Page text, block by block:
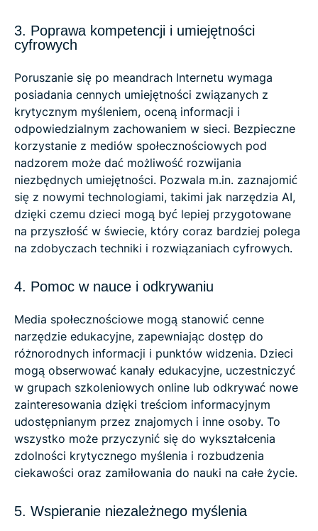
3. Poprawa kompetencji i umiejętności
cyfrowych
Poruszanie się po meandrach Internetu wymaga
posiadania cennych umiejętności związanych z
krytycznym myśleniem, oceną informacji i
odpowiedzialnym zachowaniem w sieci. Bezpieczne
korzystanie z mediów społecznościowych pod
nadzorem może dać możliwość rozwijania
niezbędnych umiejętności. Pozwala m.in. zaznajomić
się z nowymi technologiami, takimi jak narzędzia AI,
dzięki czemu dzieci mogą być lepiej przygotowane
na przyszłość w świecie, który coraz bardziej polega
na zdobyczach techniki i rozwiązaniach cyfrowych.
4. Pomoc w nauce i odkrywaniu
Media społecznościowe mogą stanowić cenne
narzędzie edukacyjne, zapewniając dostęp do
różnorodnych informacji i punktów widzenia. Dzieci
mogą obserwować kanały edukacyjne, uczestniczyć
w grupach szkoleniowych online lub odkrywać nowe
zainteresowania dzięki treściom informacyjnym
udostępnianym przez znajomych i inne osoby. To
wszystko może przyczynić się do wykształcenia
zdolności krytycznego myślenia i rozbudzenia
ciekawości oraz zamiłowania do nauki na całe życie.
5. Wspieranie niezależnego myślenia